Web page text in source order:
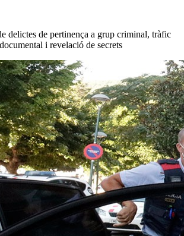
delictes de pertinença a grup criminal, tràfic
i revelació de secrets